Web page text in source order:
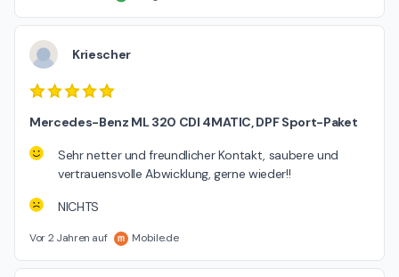
Kriescher
Mercedes-Benz ML 320 CDI 4MATIC, DPF Sport-Paket
Sehr netter und freundlicher Kontakt, saubere und
vertrauensvolle Abwicklung, gerne wieder!!
NICHTS
Vor 2 Jahren auf Mobile.de